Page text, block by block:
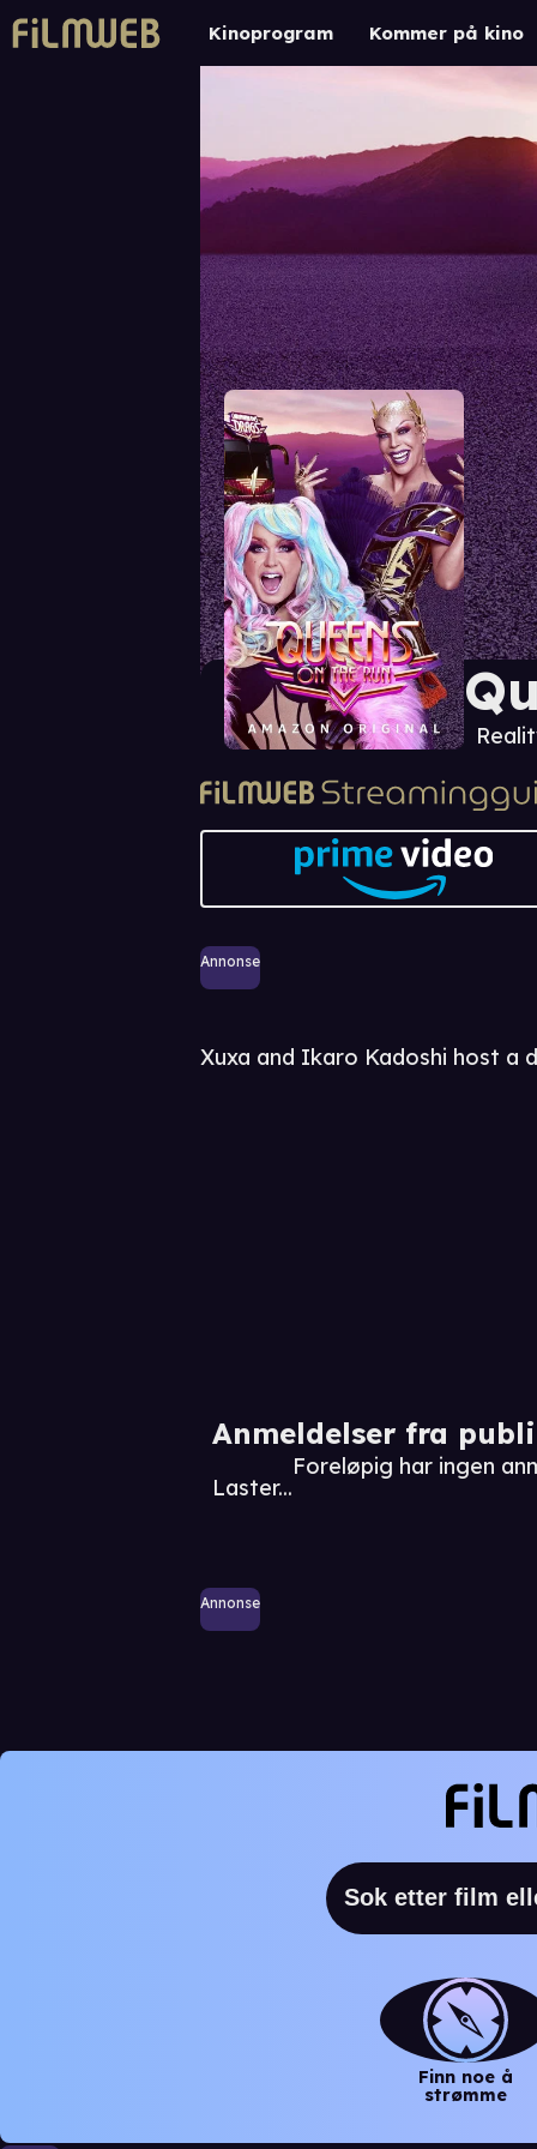
Kinoprogram Kommer på kino
Annonse
Anmeldelser fra
Laster...
Foreløpig har ingen
Annonse
Xuxa and Ikaro Kadoshi host a
Finn noe å
strømme